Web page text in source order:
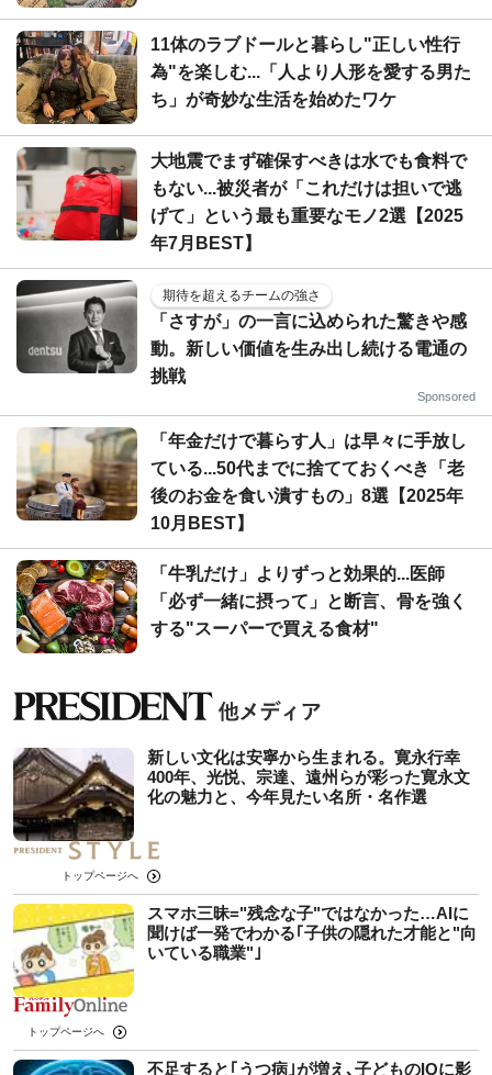
11体のラブドールと暮らし"正しい性行
為"を楽しむ...「人より人形を愛する男た
ち」が奇妙な生活を始めたワケ
大地震でまず確保すべきは水でも食料で
もない...被災者が「これだけは担いで逃
げて」という最も重要なモノ2選【2025
年7月BEST】
期待を超えるチームの強さ
「さすが」の一言に込められた驚きや感
動。新しい価値を生み出し続ける電通の
挑戦
Sponsored
「年金だけで暮らす人」は早々に手放し
ている...50代までに捨てておくべき「老
後のお金を食い潰すもの」8選【2025年
10月BEST】
「牛乳だけ」よりずっと効果的...医師
「必ず一緒に摂って」と断言、骨を強く
する"スーパーで買える食材"
新しい文化は安寧から生まれる。寛永行幸
400年、光悦、宗達、遠州らが彩った寛永文
化の魅力と、今年見たい名所・名作選
トップページへ
スマホ三昧="残念な子"ではなかった…AIに
聞けば一発でわかる｢子供の隠れた才能と"向
いている職業"｣
トップページへ
不足すると｢うつ病｣が増え､子どものIQに影